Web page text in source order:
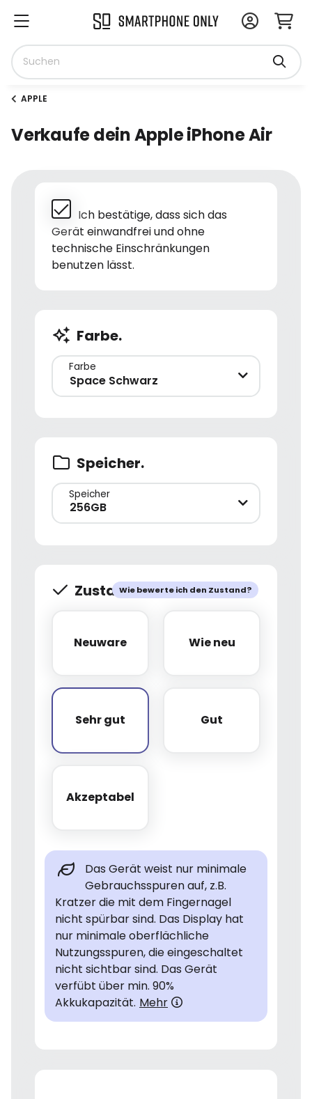
APPLE
Verkaufe dein Apple iPhone Air
Ich bestätige, dass sich das
Gerät einwandfrei und ohne
technische Einschränkungen
benutzen lässt.
Farbe.
Farbe
Space Schwarz
Speicher.
Speicher
256GB
Wie bewerte ich den Zustand?
Zustand.
Neuware
Neuware Wie neu
Wie neu
Sehr gut
Sehr gut Gut
Gut
Akzeptabel
Akzeptabel
Das Gerät weist nur minimale
Gebrauchsspuren auf, z.B.
Kratzer die mit dem Fingernagel
nicht spürbar sind. Das Display hat
nur minimale oberflächliche
Nutzungsspuren, die eingeschaltet
nicht sichtbar sind. Das Gerät
verfübt über min. 90%
Akkukapazität. Mehr